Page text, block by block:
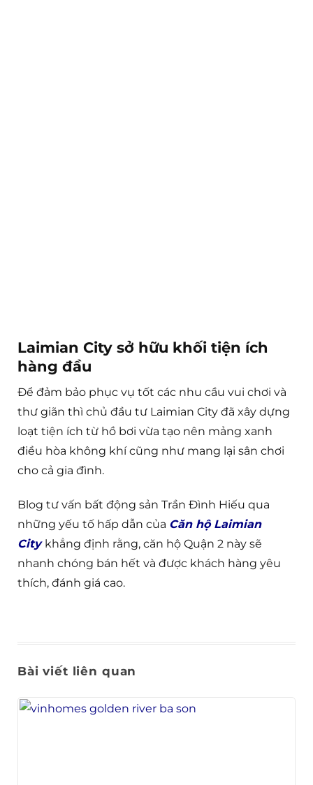
Laimian City sở hữu khối tiện ích
hàng đầu
Để đảm bảo phục vụ tốt các nhu cầu vui chơi và
thư giãn thì chủ đầu tư Laimian City đã xây dựng
loạt tiện ích từ hồ bơi vừa tạo nên mảng xanh
điều hòa không khí cũng như mang lại sân chơi
cho cả gia đình.
Blog tư vấn bất động sản Trần Đình Hiếu qua
những yếu tố hấp dẫn của Căn hộ Laimian
City khẳng định rằng, căn hộ Quận 2 này sẽ
nhanh chóng bán hết và được khách hàng yêu
thích, đánh giá cao.
Bài viết liên quan